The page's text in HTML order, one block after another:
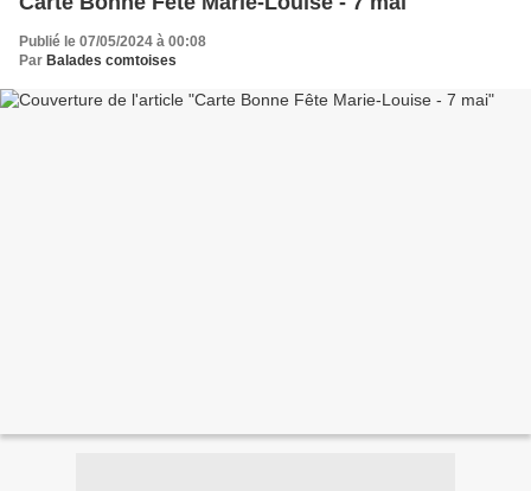
Publié le 07/05/2024 à 00:08
Par Balades comtoises